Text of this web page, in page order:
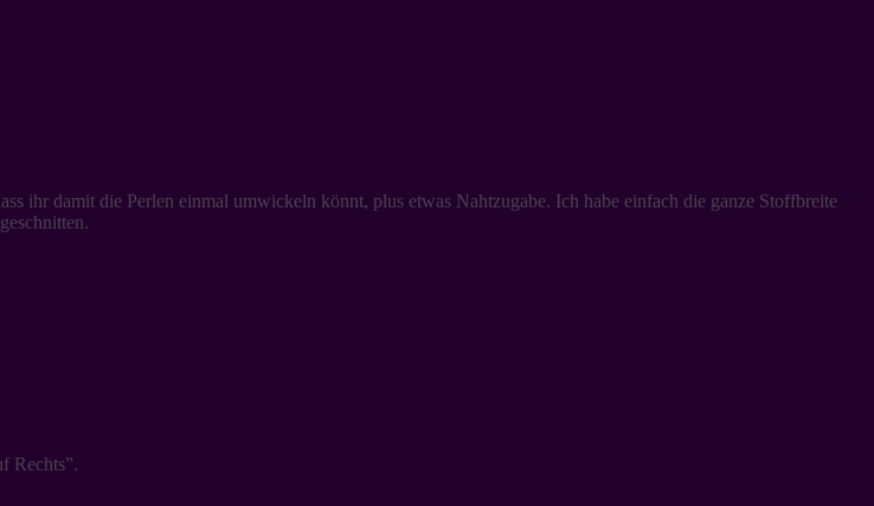
ihr damit die Perlen einmal umwickeln könnt, plus etwas Nahtzugabe. Ich habe einfach die ganze Stoffbreite
Rechts”.